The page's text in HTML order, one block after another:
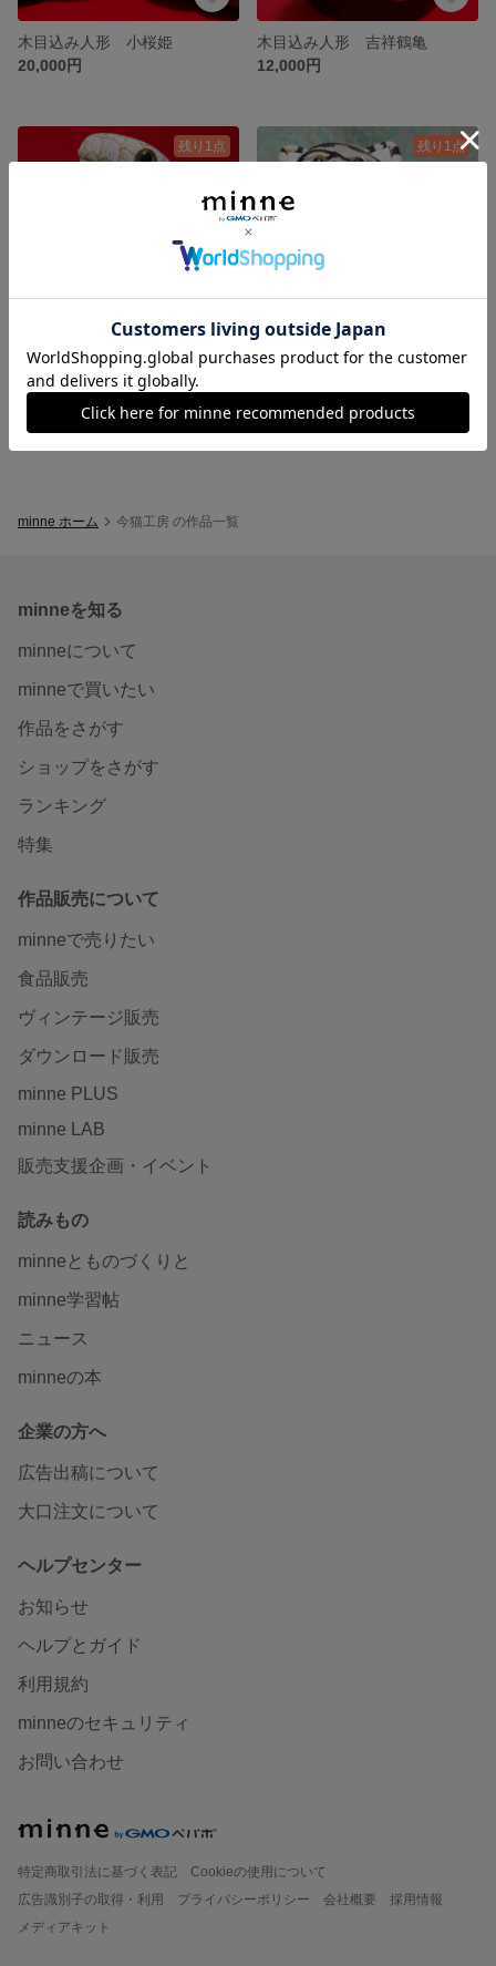
木目込み人形 小桜姫
20,000円
木目込み人形 吉祥鶴亀
12,000円
残り1点
木目込み人形 巳年 コブラ
6,000円
残り1点
木目込み人形 白虎
20,000円
minne ホーム 今猫工房 の作品一覧
minneを知る
minneについて
minneで買いたい
作品をさがす
ショップをさがす
ランキング
特集
作品販売について
minneで売りたい
食品販売
ヴィンテージ販売
ダウンロード販売
minne PLUS
minne LAB
販売支援企画・イベント
読みもの
minneとものづくりと
minne学習帖
ニュース
minneの本
企業の方へ
広告出稿について
大口注文について
ヘルプセンター
お知らせ
ヘルプとガイド
利用規約
minneのセキュリティ
お問い合わせ
特定商取引法に基づく表記
Cookieの使用について
広告識別子の取得・利用
プライバシーポリシー 会社概要
採用情報
メディアキット